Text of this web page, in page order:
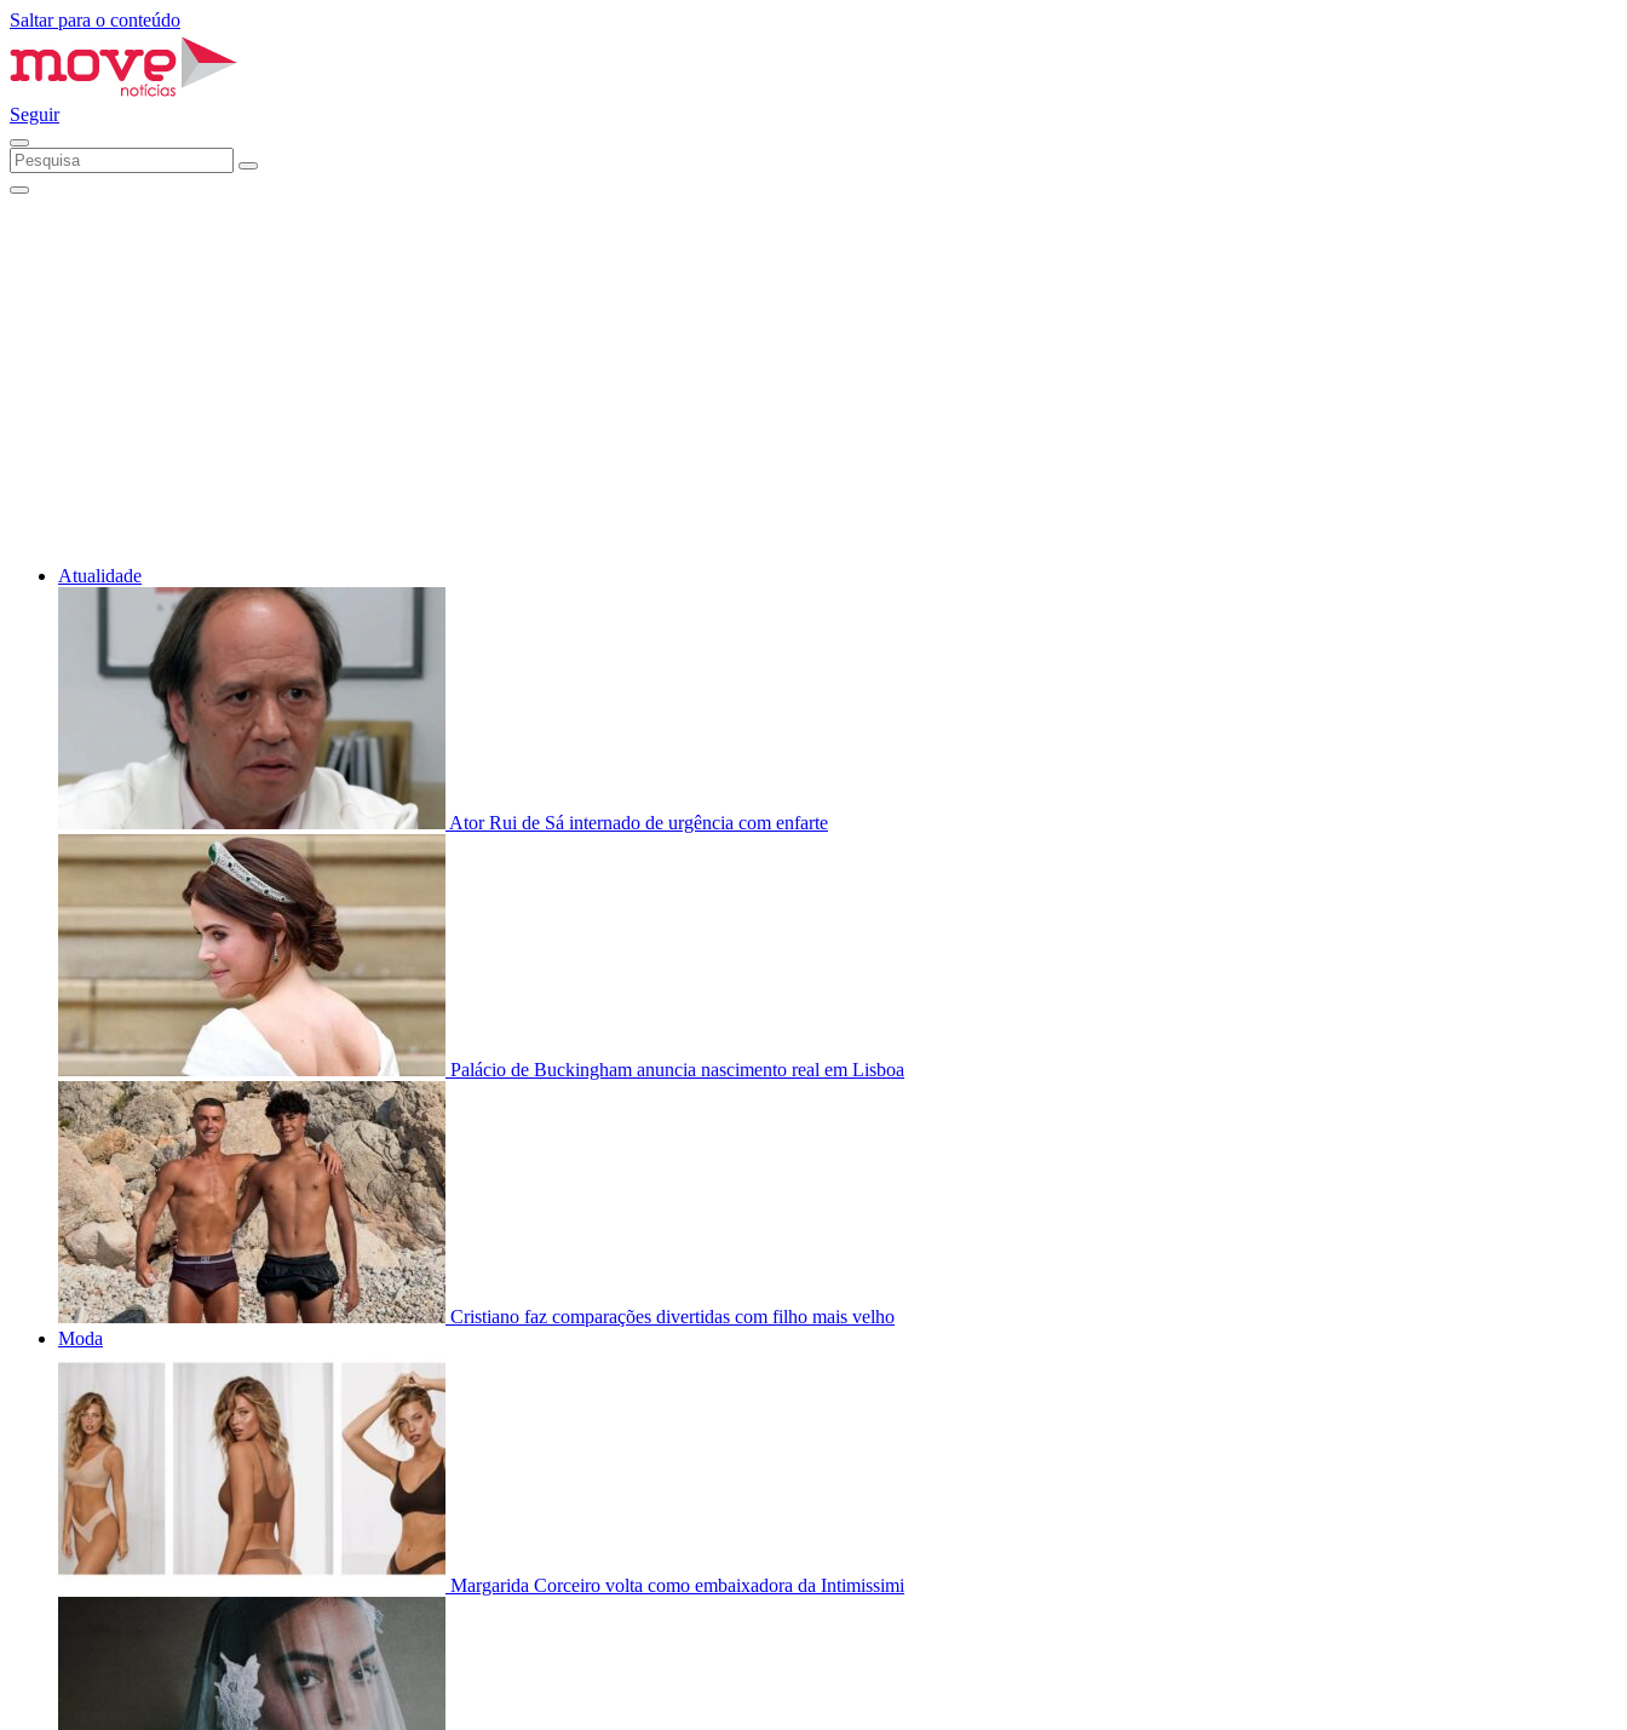
Saltar para o conteúdo
Seguir
Atualidade
Ator Rui de Sá internado de urgência com enfarte
Palácio de Buckingham anuncia nascimento real em Lisboa
Cristiano faz comparações divertidas com filho mais velho
Moda
Margarida Corceiro volta como embaixadora da Intimissimi